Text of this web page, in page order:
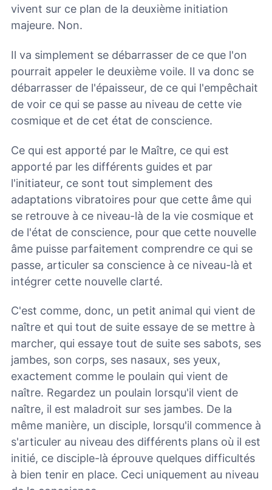
vivent sur ce plan de la deuxième initiation
majeure. Non.
Il va simplement se débarrasser de ce que l'on
pourrait appeler le deuxième voile. Il va donc se
débarrasser de l'épaisseur, de ce qui l'empêchait
de voir ce qui se passe au niveau de cette vie
cosmique et de cet état de conscience.
Ce qui est apporté par le Maître, ce qui est
apporté par les différents guides et par
l'initiateur, ce sont tout simplement des
adaptations vibratoires pour que cette âme qui
se retrouve à ce niveau-là de la vie cosmique et
de l'état de conscience, pour que cette nouvelle
âme puisse parfaitement comprendre ce qui se
passe, articuler sa conscience à ce niveau-là et
intégrer cette nouvelle clarté.
C'est comme, donc, un petit animal qui vient de
naître et qui tout de suite essaye de se mettre à
marcher, qui essaye tout de suite ses sabots, ses
jambes, son corps, ses nasaux, ses yeux,
exactement comme le poulain qui vient de
naître. Regardez un poulain lorsqu'il vient de
naître, il est maladroit sur ses jambes. De la
même manière, un disciple, lorsqu'il commence à
s'articuler au niveau des différents plans où il est
initié, ce disciple-là éprouve quelques difficultés
à bien tenir en place. Ceci uniquement au niveau